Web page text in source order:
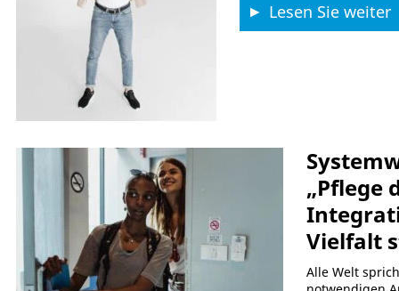
Lesen Sie weiter
„Pflege
Vielfalt
Alle Welt